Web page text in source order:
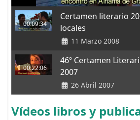
00:09:34
Certamen literario
locales
11 Marzo 2008
00:22:06
46º Certamen
2007
26 Abril 2007
Vídeos libros y